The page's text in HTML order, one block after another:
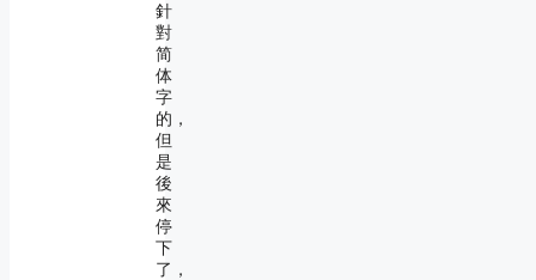
針
對
简
体
字
的，
但
是
後
來
停
下
了，